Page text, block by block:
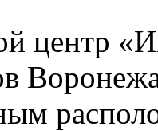
центр